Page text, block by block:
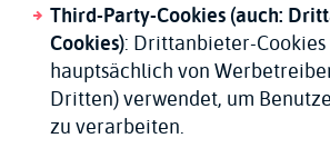
Third-Party-Cookies (auch:
Cookies): Drittanbieter-
hauptsächlich von
Dritten) verwendet, um
zu verarbeiten.